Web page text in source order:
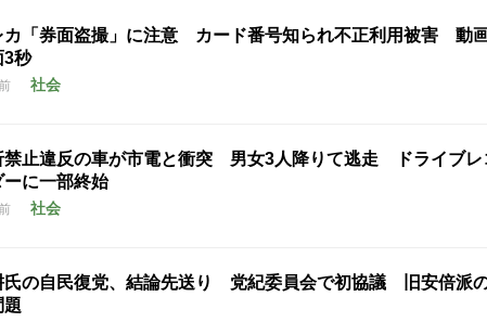
カ「券面盗撮」に注意 カード番号知られ不正利用被害 動
3秒
社会
禁止違反の車が市電と衝突 男女3人降りて逃走 ドライブレ
ーに一部終始
社会
氏の自民復党、結論先送り 党紀委員会で初協議 旧安倍派
題